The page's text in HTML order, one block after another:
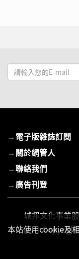
請
輸
mail
→電子版雜誌訂閱
→關於網管人
→聯絡我們
→廣告刊登
城邦文化事業
本站使用cookie及